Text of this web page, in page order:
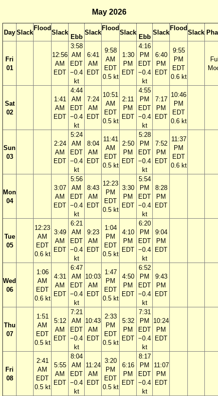
May 2026
Day Slack
Flood
Slack
Ebb
Slack
Flood
Slack
Ebb
Slack
Flood
Slack
Fri
01
12:56
AM
EDT
3:58
AM
EDT
−0.4
kt
6:41
AM
EDT
9:58
AM
EDT
0.5 kt
1:30
PM
EDT
4:16
PM
EDT
−0.4
kt
6:40
PM
EDT
9:55
PM
EDT
0.6 kt
Sat
02
1:41
AM
EDT
4:44
AM
EDT
−0.4
kt
7:24
AM
EDT
10:51
AM
EDT
0.5 kt
2:11
PM
EDT
4:55
PM
EDT
−0.4
kt
7:17
PM
EDT
10:46
PM
EDT
0.6 kt
Sun
03
2:24
AM
EDT
5:24
AM
EDT
−0.4
kt
8:04
AM
EDT
11:41
AM
EDT
0.5 kt
2:50
PM
EDT
5:28
PM
EDT
−0.4
kt
7:52
PM
EDT
11:37
PM
EDT
0.6 kt
Mon
04
3:07
AM
EDT
5:56
AM
EDT
−0.4
kt
8:43
AM
EDT
12:23
PM
EDT
0.5 kt
3:30
PM
EDT
5:54
PM
EDT
−0.4
kt
8:28
PM
EDT
Tue
05
12:23
AM
EDT
0.6 kt
3:49
AM
EDT
6:21
AM
EDT
−0.4
kt
9:23
AM
EDT
1:04
PM
EDT
0.5 kt
4:10
PM
EDT
6:20
PM
EDT
−0.4
kt
9:04
PM
EDT
Wed
06
1:06
AM
EDT
0.6 kt
4:31
AM
EDT
6:47
AM
EDT
−0.4
kt
10:03
AM
EDT
1:47
PM
EDT
0.5 kt
4:50
PM
EDT
6:52
PM
EDT
−0.4
kt
9:43
PM
EDT
Thu
07
1:51
AM
EDT
0.5 kt
5:12
AM
EDT
7:21
AM
EDT
−0.4
kt
10:43
AM
EDT
2:33
PM
EDT
0.5 kt
5:32
PM
EDT
7:31
PM
EDT
−0.4
kt
10:24
PM
EDT
Fri
08
2:41
AM
EDT
0.5 kt
5:55
AM
EDT
8:04
AM
EDT
−0.4
kt
11:24
AM
EDT
3:20
PM
EDT
0.5 kt
6:16
PM
EDT
8:17
PM
EDT
−0.4
kt
11:07
PM
EDT